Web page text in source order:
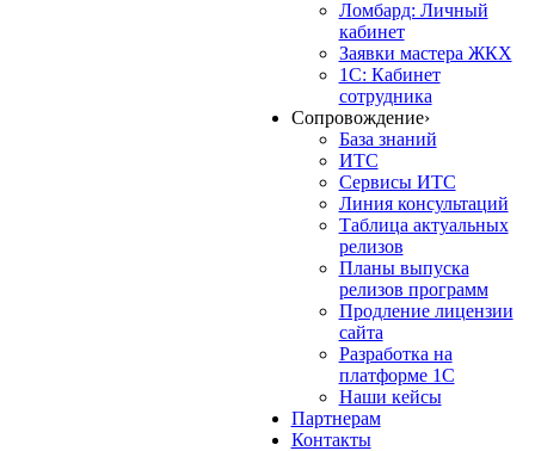
Ломбард: Личный
кабинет
Заявки мастера ЖКХ
1С: Кабинет
сотрудника
Сопровождение›
База знаний
ИТС
Сервисы ИТС
Линия консультаций
Таблица актуальных
релизов
Планы выпуска
релизов программ
Продление лицензии
сайта
Разработка на
платформе 1С
Наши кейсы
Партнерам
Контакты